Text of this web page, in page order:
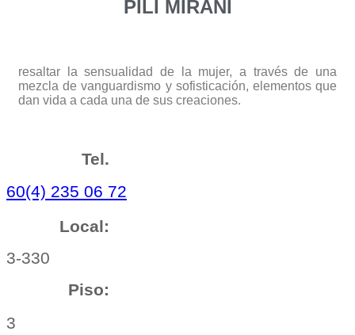
PILI MIRANI
resaltar la sensualidad de la mujer, a través de una
mezcla de vanguardismo y sofisticación, elementos que
dan vida a cada una de sus creaciones.
Tel.
60(4) 235 06 72
Local:
3-330
Piso:
3